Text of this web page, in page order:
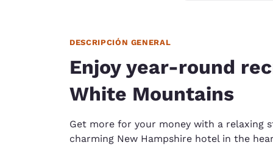
DESCRIPCIÓN GENERAL
Enjoy year-round
White Mountains
Get more for your money with a relaxing
charming New Hampshire hotel in the